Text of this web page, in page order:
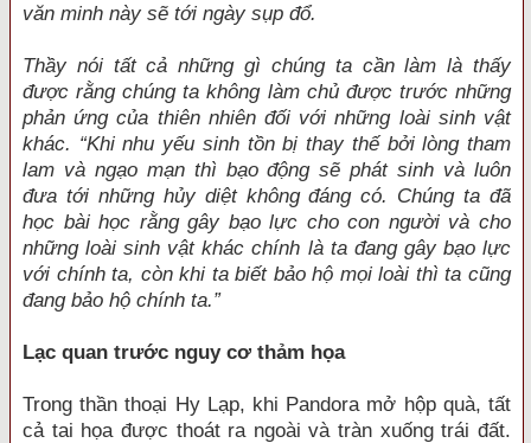
văn minh này sẽ tới ngày sụp đổ.
Thầy nói tất cả những gì chúng ta cần làm là thấy
được rằng chúng ta không làm chủ được trước những
phản ứng của thiên nhiên đối với những loài sinh vật
khác. “Khi nhu yếu sinh tồn bị thay thế bởi lòng tham
lam và ngạo mạn thì bạo động sẽ phát sinh và luôn
đưa tới những hủy diệt không đáng có. Chúng ta đã
học bài học rằng gây bạo lực cho con người và cho
những loài sinh vật khác chính là ta đang gây bạo lực
với chính ta, còn khi ta biết bảo hộ mọi loài thì ta cũng
đang bảo hộ chính ta.”
Lạc quan trước nguy cơ thảm họa
Trong thần thoại Hy Lạp, khi Pandora mở hộp quà, tất
cả tai họa được thoát ra ngoài và tràn xuống trái đất.